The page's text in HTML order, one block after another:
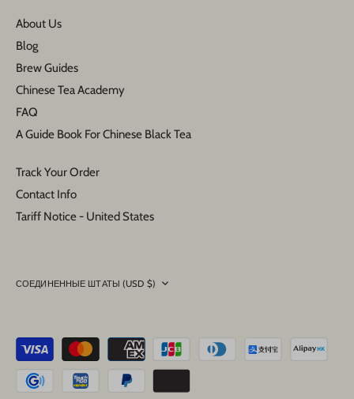
About Us
Blog
Brew Guides
Chinese Tea Academy
FAQ
A Guide Book For Chinese Black Tea
Track Your Order
Contact Info
Tariff Notice - United States
Currency
СОЕДИНЕННЫЕ ШТАТЫ (USD $)